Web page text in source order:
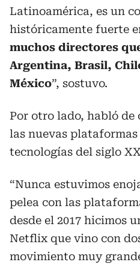
Latinoamérica, es un
históricamente fuerte
muchos directores
Argentina, Brasil,
México”, sostuvo.
Por otro lado, habló de
las nuevas
tecnologías del siglo
“Nunca estuvimos
pelea con las
desde el 2017 hicimos
Netflix que vino con
movimiento muy